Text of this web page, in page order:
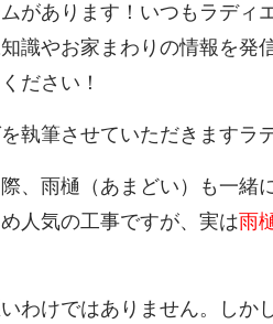
があります！いつもラデ
識やお家まわりの情報を
ださい！
執筆させていただきますラ
、雨樋（あまどい）も一緒
人気の工事ですが、実は雨
わけではありません。し